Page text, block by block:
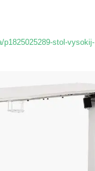
p1825025289-stol-vysokij-